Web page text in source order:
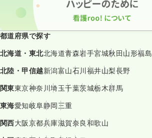
都道府県で探す
北海道・東北北海道青森岩手宮城秋田山形福島
北陸・甲信越新潟富山石川福井山梨長野
関東東京神奈川埼玉千葉茨城栃木群馬
東海愛知岐阜静岡三重
関西大阪京都兵庫滋賀奈良和歌山